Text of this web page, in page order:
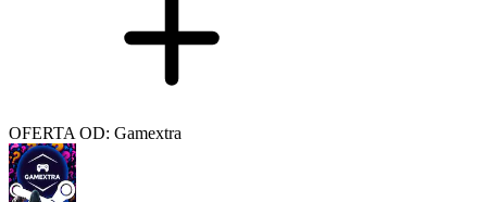
OFERTA OD: Gamextra